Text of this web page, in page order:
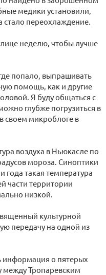
медики установили,
стало переохлаждение.
неделю, чтобы лучше
попало, выпрашивать
помощь, как и другие
Я буду общаться с
глубже погрузиться в
своем микроблоге в
воздуха в Ньюкасле по
мороза. Синоптики
года такая температура
части территории
низкой.
культурной
передачу на одной из
информация о пятерых
между Тропаревским